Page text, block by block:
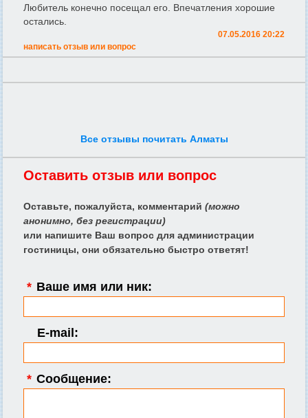
Любитель конечно посещал его. Впечатления хорошие
остались.
07.05.2016 20:22
написать отзыв или вопрос
Все отзывы почитать Алматы
Оставить отзыв или вопрос
Оставьте, пожалуйста, комментарий (можно
анонимно, без регистрации)
или напишите Ваш вопрос для администрации
гостиницы, они обязательно быстро ответят!
* Ваше имя или ник:
E-mail:
* Сообщение: